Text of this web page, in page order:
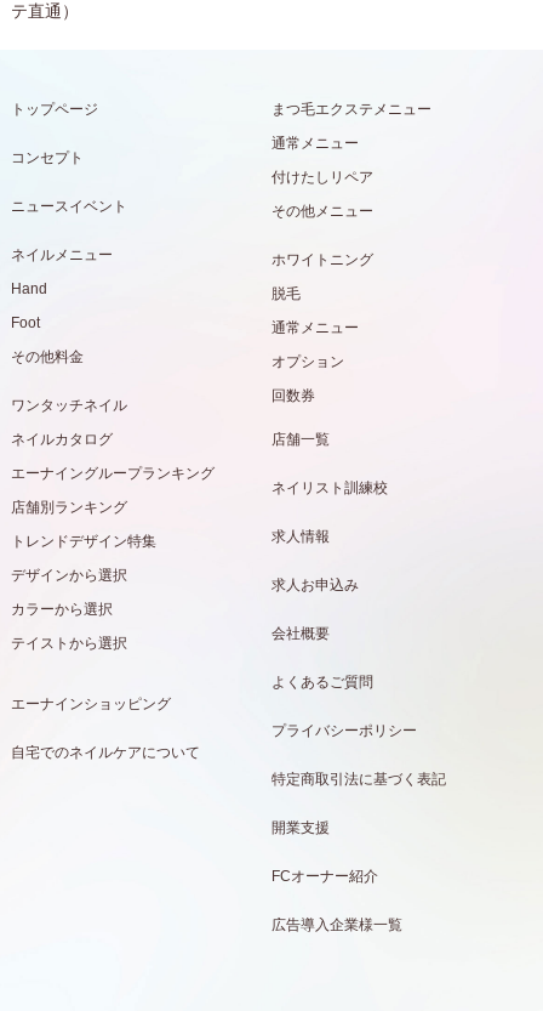
テ直通）
トップページ
コンセプト
ニュースイベント
ネイルメニュー
Hand
Foot
その他料金
ワンタッチネイル
まつ毛エクステメニュー
通常メニュー
付けたしリペア
その他メニュー
ホワイトニング
脱毛
通常メニュー
オプション
回数券
ネイルカタログ
エーナイングループランキング
店舗別ランキング
トレンドデザイン特集
デザインから選択
カラーから選択
テイストから選択
エーナインショッピング
自宅でのネイルケアについて
店舗一覧
ネイリスト訓練校
求人情報
求人お申込み
会社概要
よくあるご質問
プライバシーポリシー
特定商取引法に基づく表記
開業支援
FCオーナー紹介
広告導入企業様一覧